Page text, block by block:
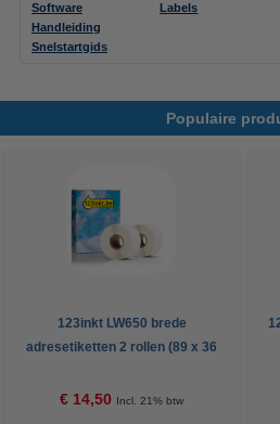
Software
Handleiding
Snelstartgids
Labels
Populaire
123inkt LW650 brede
adresetiketten 2 rollen (89 x 36
€ 14,50 Incl. 21% btw